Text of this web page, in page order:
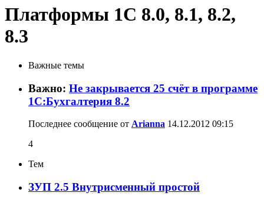
Платформы 1C 8.0, 8.1, 8.2,
8.3
Важные темы
Важно: Не закрывается 25 счёт в программе
1С:Бухгалтерия 8.2
Последнее сообщение от Arianna 14.12.2012 09:15
4
Тем
ЗУП 2.5 Внутрисменный простой